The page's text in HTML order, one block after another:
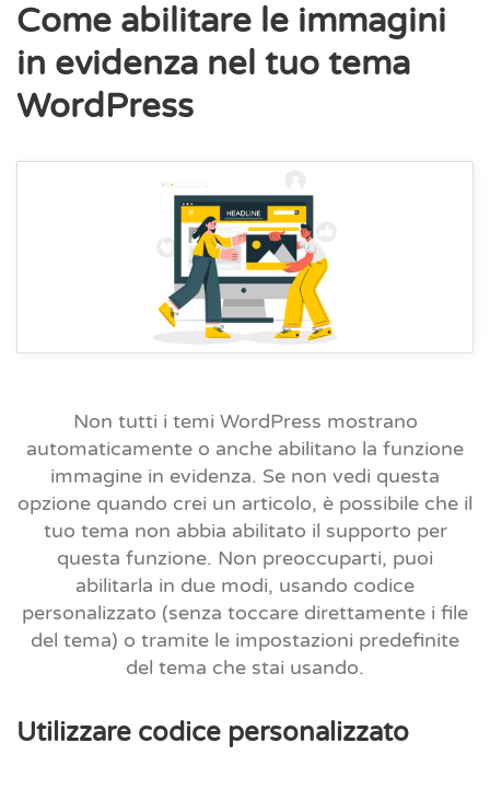
Come abilitare le immagini
in evidenza nel tuo tema
WordPress
Non tutti i temi WordPress mostrano
automaticamente o anche abilitano la funzione
immagine in evidenza. Se non vedi questa
opzione quando crei un articolo, è possibile che il
tuo tema non abbia abilitato il supporto per
questa funzione. Non preoccuparti, puoi
abilitarla in due modi, usando codice
personalizzato (senza toccare direttamente i file
del tema) o tramite le impostazioni predefinite
del tema che stai usando.
Utilizzare codice personalizzato